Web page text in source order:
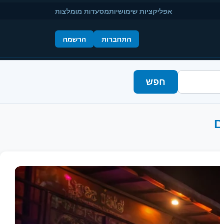
אפליקציות שימושיותמסעדות מומלצות
התחברות הרשמה
חפש